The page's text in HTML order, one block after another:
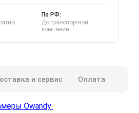
По РФ:
До транспортной
компании
и сервис Оплата
Owandy